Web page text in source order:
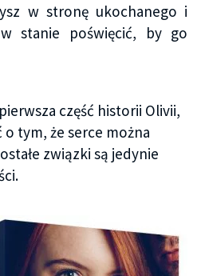
w stronę ukochanego i
stanie poświęcić, by go
część historii Olivii,
o tym, że serce można
związki są jedynie